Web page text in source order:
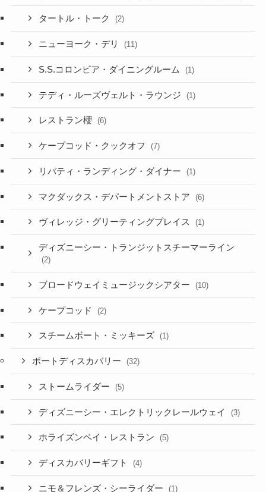
タートル・トーク (2)
ニューヨーク・デリ (11)
S.S.コロンビア・ダイニングルーム (1)
テディ・ルーズヴェルト・ラウンジ (1)
レストラン櫻 (6)
ケープコッド・クックオフ (7)
リバティ・ランディング・ダイナー (1)
マクダックス・デパートメントストア (6)
ヴィレッジ・グリーティングプレイス (1)
ディズニーシー・トランジットスチーマーライン
(2)
ブロードウェイミュージックシアター (10)
ケープコッド (2)
スチームボート・ミッキーズ (1)
ポートディスカバリー (32)
ストームライダー (5)
ディズニーシー・エレクトリックレールウェイ (3)
ホライズンベイ・レストラン (5)
ディスカバリーギフト (4)
ニモ＆フレンズ・シーライダー (1)